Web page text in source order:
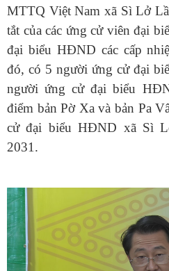
MTTQ Việt Nam xã Sì Lở
tắt của các ứng cử viên đại
đại biểu HĐND các cấp
đó, có 5 người ứng cử đại
người ứng cử đại biểu
điểm bản Pờ Xa và bản Pa
cử đại biểu HĐND xã Sì
2031.